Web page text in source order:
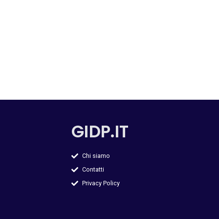
GIDP.IT
Chi siamo
Contatti
Privacy Policy